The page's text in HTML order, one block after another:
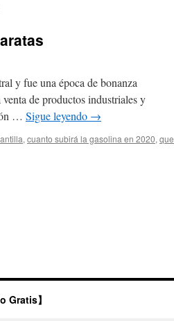
y fue una época de bonanza
de productos industriales y
… Sigue leyendo →
, cuanto subirá la gasolina en 2020, que
Gratis】